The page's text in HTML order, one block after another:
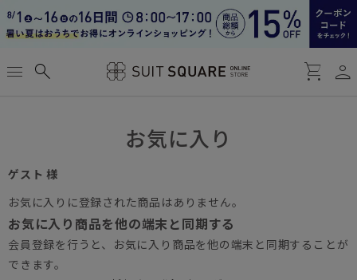
menu search shopping_cart person
お気に入り
ゲスト 様
お気に入りに登録された商品はありません。
お気に入り商品を他の端末と同期する
会員登録を行うと、お気に入り商品を他の端末と同期することが
できます。